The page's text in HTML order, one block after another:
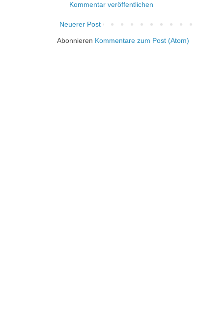
Kommentar veröffentlichen
Neuerer Post
Abonnieren Kommentare zum Post (Atom)